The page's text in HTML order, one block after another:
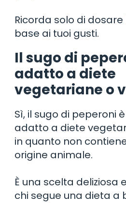
Ricorda solo di
base ai tuoi gusti.
Il sugo di
adatto a diete
vegetariane o
Sì, il sugo di peperoni
adatto a diete
in quanto non
origine animale.
È una scelta deliziosa
chi segue una dieta a